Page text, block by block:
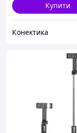
Купити
Конектика